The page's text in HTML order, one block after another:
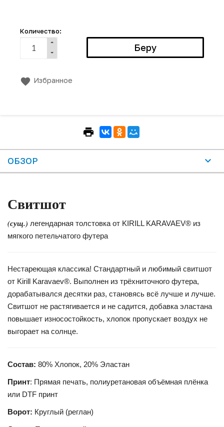
Количество:
Избранное
ОБЗОР
Свитшот
(сущ.) легендарная толстовка от KIRILL KARAVAEV® из
мягкого петельчатого футера
Нестареющая классика! Стандартный и любимый свитшот
от Kirill Karavaev®. Выполнен из трёхниточного футера,
дорабатывался десятки раз, становясь всё лучше и лучше.
Свитшот не растягивается и не садится, добавка эластана
повышает износостойкость, хлопок пропускает воздух не
выгорает на солнце.
Состав: 80% Хлопок, 20% Эластан
Принт: Прямая печать, полиуретановая объёмная плёнка
или DTF принт
Ворот: Круглый (реглан)